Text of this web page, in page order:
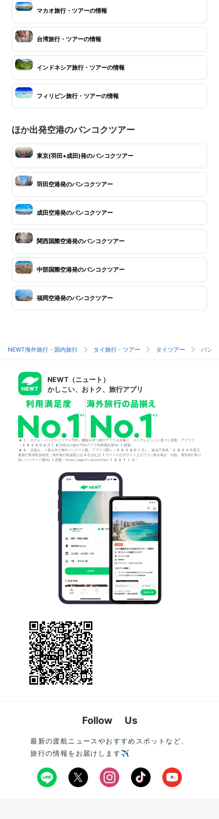
マカオ旅行・ツアーの情報
台湾旅行・ツアーの情報
インドネシア旅行・ツアーの情報
フィリピン旅行・ツアーの情報
ほか出発空港のバンコクツアー
東京(羽田+成田)発のバンコクツアー
羽田空港発のバンコクツアー
成田空港発のバンコクツアー
関西国際空港発のバンコクツアー
中部国際空港発のバンコクツアー
福岡空港発のバンコクツアー
NEWT海外旅行・国内旅行 タイ旅行・ツアー タイツアー バン
NEWT（ニュート）
かしこい、おトク、旅行アプリ
*1「ホテル・パッケージツアー予約」機能を持つ旅行アプリを対象に、ストアレビューに基づく調査。アプリブ
（2025年6月18日時点の旅行予約アプリ利用満足度No.1調査）
*2「品揃え」＝個人向け海外パッケージ数。アプリブ調べ（2026年1月）。観光庁発表「2024年度主
要旅行業者取扱状況」海外旅行取扱額上位4社含む計7サイトの公式サイト上のプラン数を集計・比較。海外旅行取り
扱いパッケージ数No.1調査：https://app-liv.jp/articles/155712/
Follow Us
最新の渡航ニュースやおすすめスポットなど、
旅行の情報をお届けします✈️